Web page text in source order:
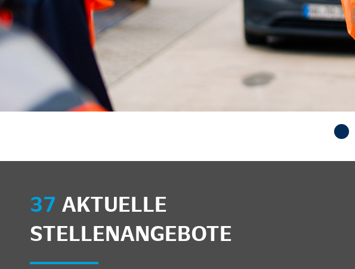
anzeigen/schließen
37 AKTUELLE
STELLENANGEBOTE